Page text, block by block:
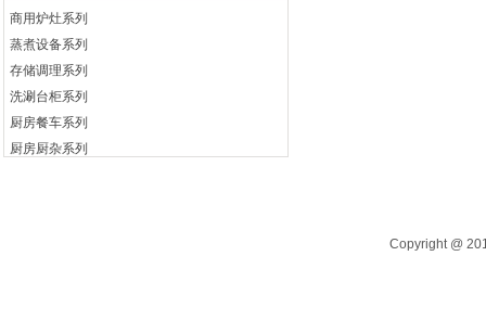
商用炉灶系列
蒸煮设备系列
存储调理系列
洗涮台柜系列
厨房餐车系列
厨房厨杂系列
Copyright @